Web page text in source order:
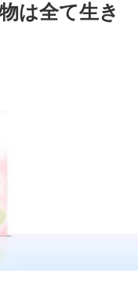
は全て生き